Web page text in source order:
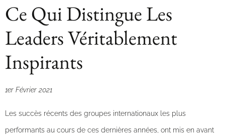
Ce Qui Distingue Les
Leaders Véritablement
Inspirants
1er Février 2021
Les succès récents des groupes internationaux les plus
performants au cours de ces dernières années, ont mis en avant